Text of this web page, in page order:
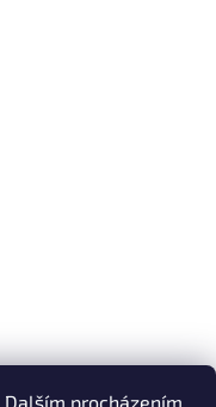
procházením